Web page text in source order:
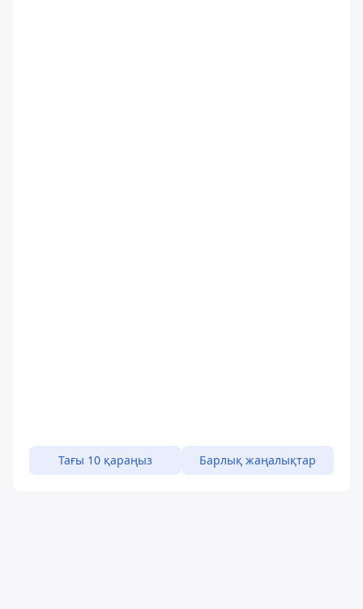
Тағы 10 қараңыз Барлық жаңалықтар